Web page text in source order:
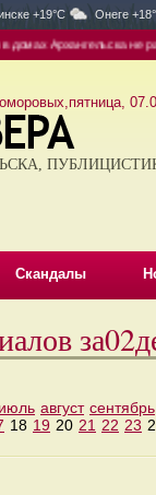
+19°C Онеге
Архангельска не
Скандалы
июль август сентябрь
18 19 20 21 22 23